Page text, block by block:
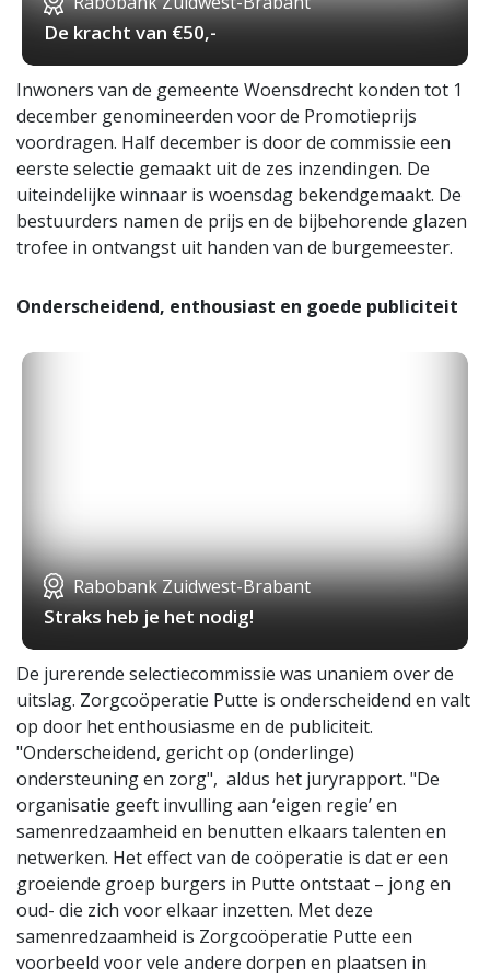
De kracht van €50,-
Inwoners van de gemeente Woensdrecht konden tot 1
december genomineerden voor de Promotieprijs
voordragen. Half december is door de commissie een
eerste selectie gemaakt uit de zes inzendingen. De
uiteindelijke winnaar is woensdag bekendgemaakt. De
bestuurders namen de prijs en de bijbehorende glazen
trofee in ontvangst uit handen van de burgemeester.
Onderscheidend, enthousiast en goede publiciteit
Rabobank Zuidwest-Brabant
Straks heb je het nodig!
De jurerende selectiecommissie was unaniem over de
uitslag. Zorgcoöperatie Putte is onderscheidend en valt
op door het enthousiasme en de publiciteit.
"Onderscheidend, gericht op (onderlinge)
ondersteuning en zorg", aldus het juryrapport. "De
organisatie geeft invulling aan ‘eigen regie’ en
samenredzaamheid en benutten elkaars talenten en
netwerken. Het effect van de coöperatie is dat er een
groeiende groep burgers in Putte ontstaat – jong en
oud- die zich voor elkaar inzetten. Met deze
samenredzaamheid is Zorgcoöperatie Putte een
voorbeeld voor vele andere dorpen en plaatsen in